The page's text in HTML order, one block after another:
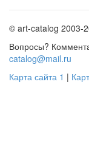
© art-catalog 2003-
Вопросы?
catalog@mail.ru
Карта сайта 1 |